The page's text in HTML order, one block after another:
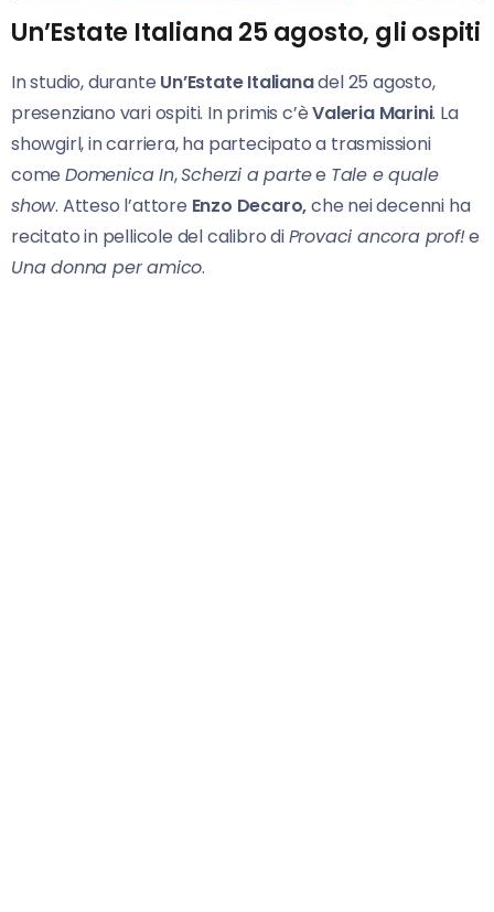
Un’Estate Italiana 25 agosto, gli ospiti
In studio, durante Un’Estate Italianadel 25 agosto,
presenziano vari ospiti. In primis c’èValeria Marini. La
showgirl, in carriera, ha partecipato a trasmissioni
come Domenica In,Scherzi a partee Tale e quale
show. Atteso l’attore Enzo Decaro,che nei decenni ha
recitato in pellicole del calibro diProvaci ancora prof!e
Una donna per amico.